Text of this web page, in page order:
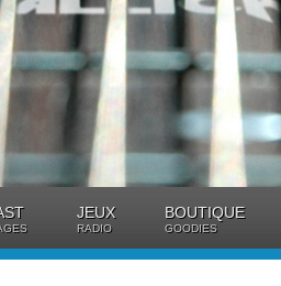
JEUX
RADIO
BOUTIQUE
GOODIES